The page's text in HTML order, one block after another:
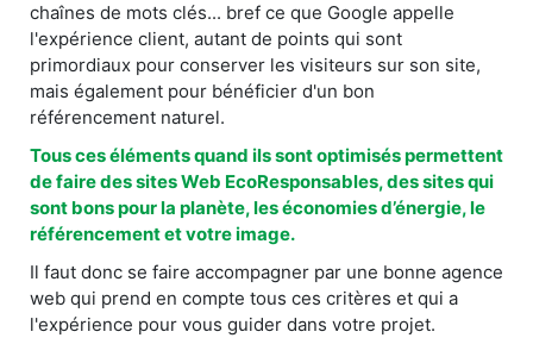
chaînes de mots clés... bref ce que Google appelle
l'expérience client, autant de points qui sont
primordiaux pour conserver les visiteurs sur son site,
mais également pour bénéficier d'un bon
référencement naturel.
Tous ces éléments quand ils sont optimisés permettent
de faire des sites Web EcoResponsables, des sites qui
sont bons pour la planète, les économies d’énergie, le
référencement et votre image.
Il faut donc se faire accompagner par une bonne agence
web qui prend en compte tous ces critères et qui a
l'expérience pour vous guider dans votre projet.